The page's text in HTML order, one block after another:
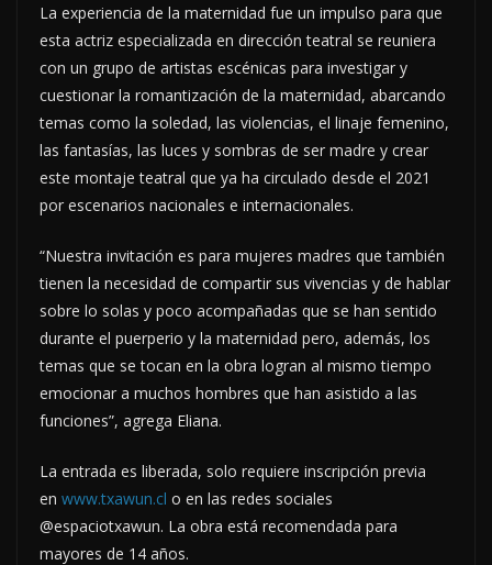
La experiencia de la maternidad fue un impulso para que
esta actriz especializada en dirección teatral se reuniera
con un grupo de artistas escénicas para investigar y
cuestionar la romantización de la maternidad, abarcando
temas como la soledad, las violencias, el linaje femenino,
las fantasías, las luces y sombras de ser madre y crear
este montaje teatral que ya ha circulado desde el 2021
por escenarios nacionales e internacionales.
“Nuestra invitación es para mujeres madres que también
tienen la necesidad de compartir sus vivencias y de hablar
sobre lo solas y poco acompañadas que se han sentido
durante el puerperio y la maternidad pero, además, los
temas que se tocan en la obra logran al mismo tiempo
emocionar a muchos hombres que han asistido a las
funciones”, agrega Eliana.
La entrada es liberada, solo requiere inscripción previa
en www.txawun.cl o en las redes sociales
@espaciotxawun. La obra está recomendada para
mayores de 14 años.